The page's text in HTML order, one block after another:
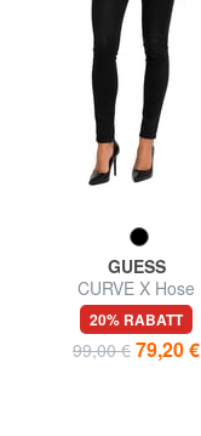
GUESS
CURVE X Hose
20% RABATT
99,00 € 79,20 €